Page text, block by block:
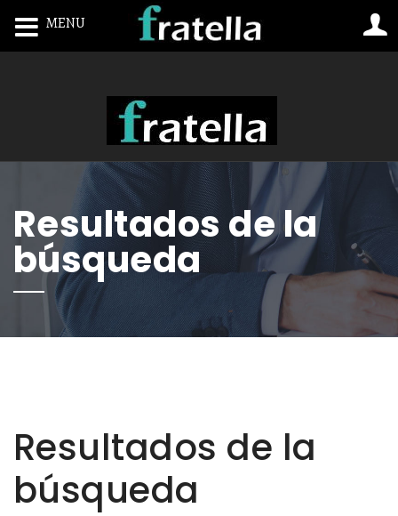
Resultados de la
búsqueda
Resultados de la
búsqueda
MENU